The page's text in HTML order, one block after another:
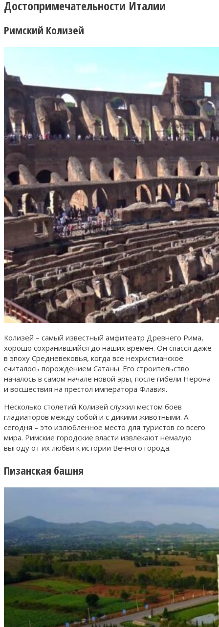
Достопримечательности Италии
Римский Колизей
Колизей – самый известный амфитеатр Древнего Рима,
хорошо сохранившийся до наших времен. Он спасся даже
в эпоху Средневековья, когда все нехристианское
считалось порождением Сатаны. Его строительство
началось в самом начале новой эры, после гибели Нерона
и восшествия на престол императора Флавия.
Несколько столетий Колизей служил местом боев
гладиаторов между собой и с дикими животными. А
сегодня – это излюбленное место для туристов со всего
мира. Римские городские власти извлекают немалую
выгоду от их любви к истории Вечного города.
Пизанская башня